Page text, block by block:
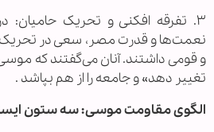
۳. تفرقه افکنی و تحریک حامیان:
نعمت‌ها و قدرت مصر، سعی در تحریک
و قومی داشتند. آنان می‌گفتند که
تغییر دهد» و جامعه را از هم بپاشد .
الگوی مقاومت موسی: سه ستون